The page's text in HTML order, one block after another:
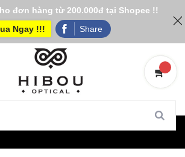
đơn hàng từ 200.000đ tại Shopee !!
Ngay !!!
Share